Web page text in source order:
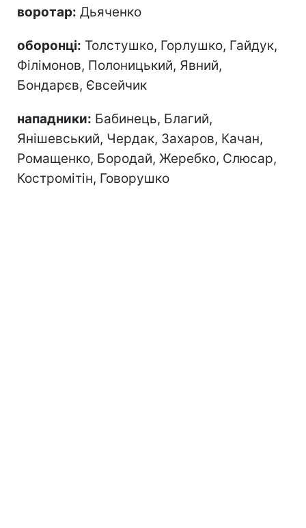
воротар: Дьяченко
оборонці: Толстушко, Горлушко, Гайдук,
Філімонов, Полоницький, Явний,
Бондарєв, Євсейчик
нападники: Бабинець, Благий,
Янішевський, Чердак, Захаров, Качан,
Ромащенко, Бородай, Жеребко, Слюсар,
Костромітін, Говорушко